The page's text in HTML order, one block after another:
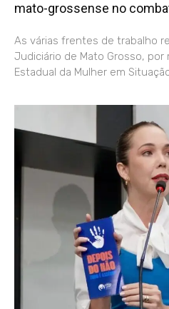
mato-grossense no
As várias frentes de trabalho
Judiciário de Mato Grosso, por
Estadual da Mulher em